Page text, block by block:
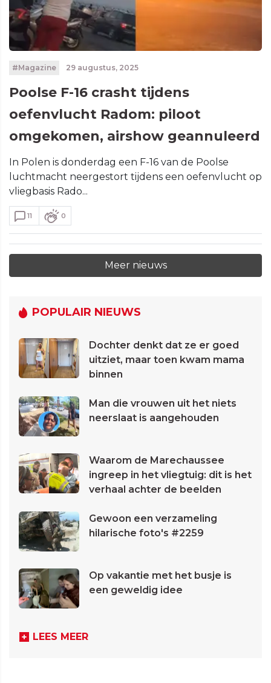
#Magazine 29 augustus, 2025
Poolse F-16 crasht tijdens
oefenvlucht Radom: piloot
omgekomen, airshow geannuleerd
In Polen is donderdag een F-16 van de Poolse
luchtmacht neergestort tijdens een oefenvlucht op
vliegbasis Rado...
11 0
Meer nieuws
POPULAIR NIEUWS
Dochter denkt dat ze er goed
uitziet, maar toen kwam mama
binnen
Man die vrouwen uit het niets
neerslaat is aangehouden
Waarom de Marechaussee
ingreep in het vliegtuig: dit is het
verhaal achter de beelden
Gewoon een verzameling
hilarische foto's #2259
Op vakantie met het busje is
een geweldig idee
LEES MEER